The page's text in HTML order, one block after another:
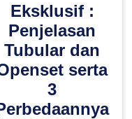
Eksklusif :
Penjelasan
Tubular dan
serta
3